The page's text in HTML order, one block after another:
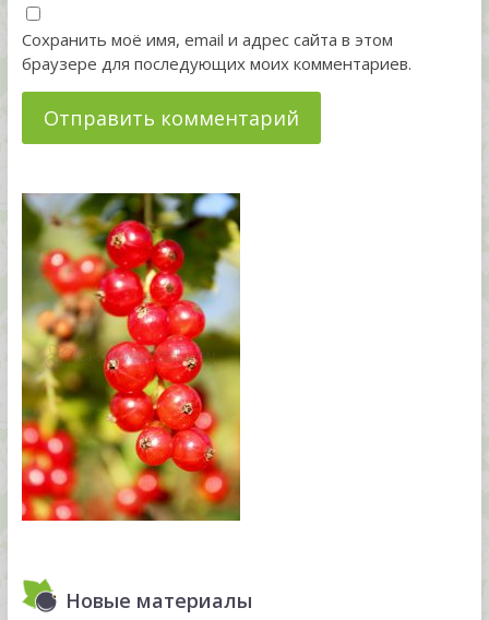
Сохранить моё имя, email и адрес сайта в этом
браузере для последующих моих комментариев.
Новые материалы